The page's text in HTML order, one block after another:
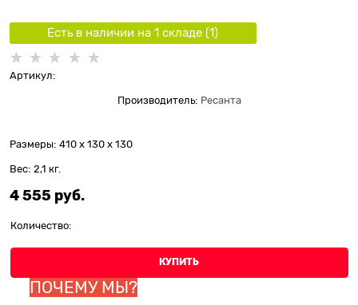
Есть в наличии на 1 складe (1)
Артикул:
Производитель: Ресанта
Размеры: 410 x 130 x 130
Вес: 2,1 кг.
4 555 руб.
Количество:
КУПИТЬ
ПОЧЕМУ МЫ?